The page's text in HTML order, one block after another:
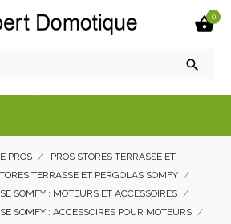
0

PROS
PROS STORES TERRASSE ET
TERRASSE ET PERGOLAS SOMFY
SOMFY : MOTEURS ET ACCESSOIRES
SOMFY : ACCESSOIRES POUR MOTEURS